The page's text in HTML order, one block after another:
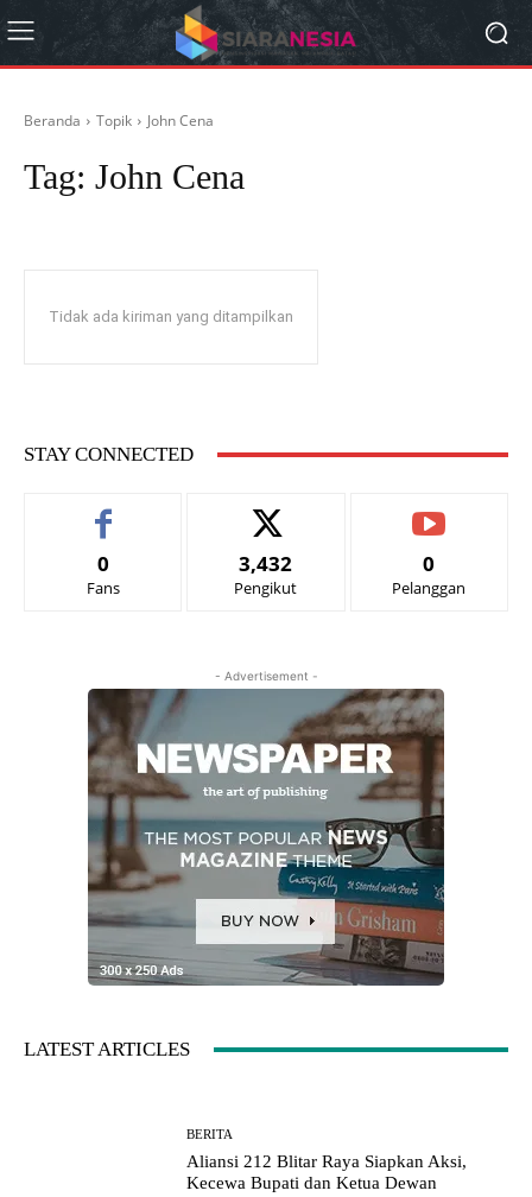
Beranda Topik John Cena
Tag: John Cena
Tidak ada kiriman yang ditampilkan
STAY CONNECTED
0
Fans
3,432
Pengikut
0
Pelanggan
- Advertisement -
LATEST ARTICLES
BERITA
Aliansi 212 Blitar Raya Siapkan Aksi,
Kecewa Bupati dan Ketua Dewan